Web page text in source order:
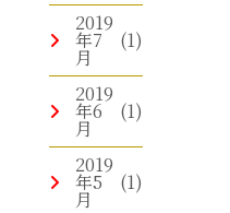
2019
年7
月
(1)
2019
年6
月
(1)
2019
年5
月
(1)